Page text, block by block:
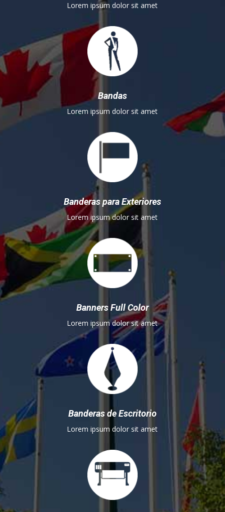
Lorem ipsum dolor sit amet
Bandas
Lorem ipsum dolor sit amet
Banderas para Exteriores
Lorem ipsum dolor sit amet
Banners Full Color
Lorem ipsum dolor sit amet
Banderas de Escritorio
Lorem ipsum dolor sit amet